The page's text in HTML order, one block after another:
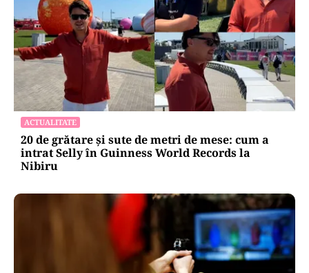
ACTUALITATE
Groapă de trei metri lângă Palatul Cotroceni. O
cântăreață a rămas cu mașina blocata în
mijlocul Capitalei: „Am căzut în groapa asta”